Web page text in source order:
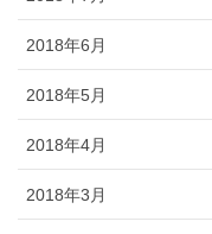
2018年6月
2018年5月
2018年4月
2018年3月